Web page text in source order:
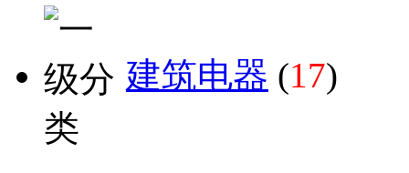
建筑电器 (17)